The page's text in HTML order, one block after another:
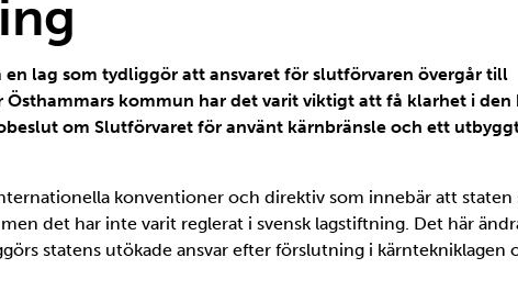
lag som tydliggör att ansvaret för slutförvaren övergår till
Östhammars kommun har det varit viktigt att få klarhet i den
om Slutförvaret för använt kärnbränsle och ett utbyggt
konventioner och direktiv som innebär att staten
det har inte varit reglerat i svensk lagstiftning. Det här
statens utökade ansvar efter förslutning i kärntekniklagen